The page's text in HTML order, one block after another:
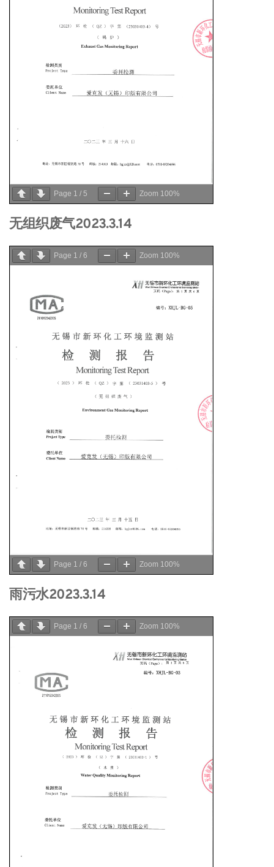
Page 1 / 5 Zoom 100%
无组织废气2023.3.14
Page 1 / 6 Zoom 100%
Page 1 / 6 Zoom 100%
雨污水2023.3.14
Page 1 / 6 Zoom 100%